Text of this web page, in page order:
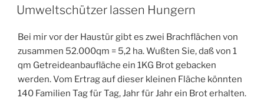
AM
Umweltschützer lassen Hungern
Bei mir vor der Haustür gibt es zwei Brachflächen von
zusammen 52.000qm = 5,2 ha. Wußten Sie, daß von 1
qm Getreideanbaufläche ein 1KG Brot gebacken
werden. Vom Ertrag auf dieser kleinen Fläche könnten
140 Familien Tag für Tag, Jahr für Jahr ein Brot erhalten.